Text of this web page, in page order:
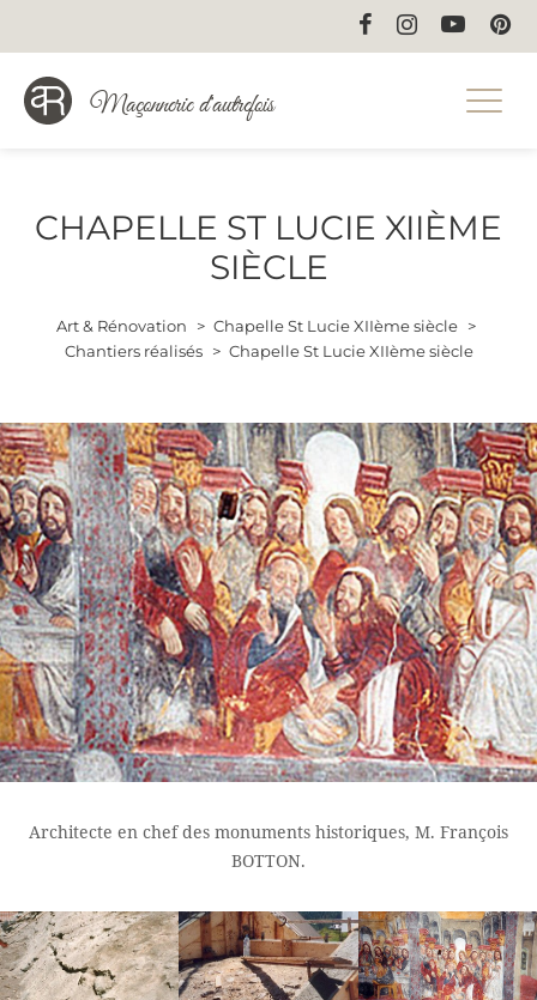
Maçonnerie d'autrefois
CHAPELLE ST LUCIE XIIÈME
SIÈCLE
Art & Rénovation
Chapelle St Lucie XIIème siècle
Chantiers réalisés
Chapelle St Lucie XIIème siècle
Architecte en chef des monuments historiques, M. François
BOTTON.